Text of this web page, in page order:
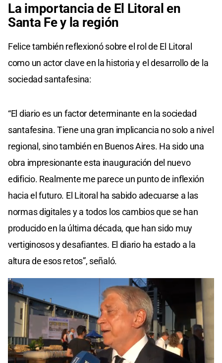
La importancia de El Litoral en
Santa Fe y la región
Felice también reflexionó sobre el rol de El Litoral
como un actor clave en la historia y el desarrollo de la
sociedad santafesina:
“El diario es un factor determinante en la sociedad
santafesina. Tiene una gran implicancia no solo a nivel
regional, sino también en Buenos Aires. Ha sido una
obra impresionante esta inauguración del nuevo
edificio. Realmente me parece un punto de inflexión
hacia el futuro. El Litoral ha sabido adecuarse a las
normas digitales y a todos los cambios que se han
producido en la última década, que han sido muy
vertiginosos y desafiantes. El diario ha estado a la
altura de esos retos”, señaló.